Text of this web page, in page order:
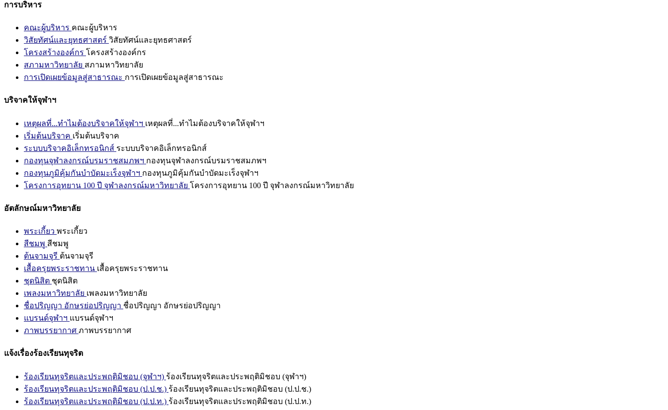
การบริหาร
คณะผู้บริหาร คณะผู้บริหาร
วิสัยทัศน์และยุทธศาสตร์ วิสัยทัศน์และยุทธศาสตร์
โครงสร้างองค์กร โครงสร้างองค์กร
สภามหาวิทยาลัย สภามหาวิทยาลัย
การเปิดเผยข้อมูลสู่สาธารณะ การเปิดเผยข้อมูลสู่สาธารณะ
บริจาคให้จุฬาฯ
เหตุผลที่...ทำไมต้องบริจาคให้จุฬาฯ เหตุผลที่...ทำไมต้องบริจาคให้จุฬาฯ
เริ่มต้นบริจาค เริ่มต้นบริจาค
ระบบบริจาคอิเล็กทรอนิกส์ ระบบบริจาคอิเล็กทรอนิกส์
กองทุนจุฬาลงกรณ์บรมราชสมภพฯ กองทุนจุฬาลงกรณ์บรมราชสมภพฯ
กองทุนภูมิคุ้มกันบำบัดมะเร็งจุฬาฯ กองทุนภูมิคุ้มกันบำบัดมะเร็งจุฬาฯ
โครงการอุทยาน 100 ปี จุฬาลงกรณ์มหาวิทยาลัย โครงการอุทยาน 100 ปี จุฬาลงกรณ์มหาวิทยาลัย
อัตลักษณ์มหาวิทยาลัย
พระเกี้ยว พระเกี้ยว
สีชมพู สีชมพู
ต้นจามจุรี ต้นจามจุรี
เสื้อครุยพระราชทาน เสื้อครุยพระราชทาน
ชุดนิสิต ชุดนิสิต
เพลงมหาวิทยาลัย เพลงมหาวิทยาลัย
ชื่อปริญญา อักษรย่อปริญญา ชื่อปริญญา อักษรย่อปริญญา
แบรนด์จุฬาฯ แบรนด์จุฬาฯ
ภาพบรรยากาศ ภาพบรรยากาศ
แจ้งเรื่องร้องเรียนทุจริต
ร้องเรียนทุจริตและประพฤติมิชอบ (จุฬาฯ) ร้องเรียนทุจริตและประพฤติมิชอบ (จุฬาฯ)
ร้องเรียนทุจริตและประพฤติมิชอบ (ป.ป.ช.) ร้องเรียนทุจริตและประพฤติมิชอบ (ป.ป.ช.)
ร้องเรียนทุจริตและประพฤติมิชอบ (ป.ป.ท.) ร้องเรียนทุจริตและประพฤติมิชอบ (ป.ป.ท.)